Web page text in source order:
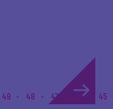
49 48 47 46 45